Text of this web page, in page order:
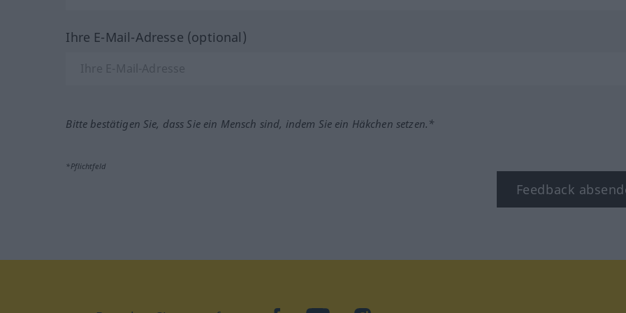
Ihre E-Mail-Adresse (optional)
Bitte bestätigen Sie, dass Sie ein Mensch sind, indem Sie ein Häkchen setzen.*
*Pflichtfeld
Feedback